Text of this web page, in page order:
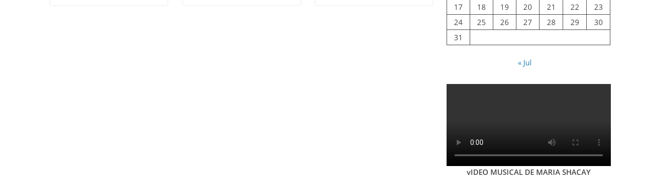
17
18 19 20 21 22
23
24
25 26 27 28 29
30
31
« Jul
vIDEO MUSICAL DE MARIA SHACAY